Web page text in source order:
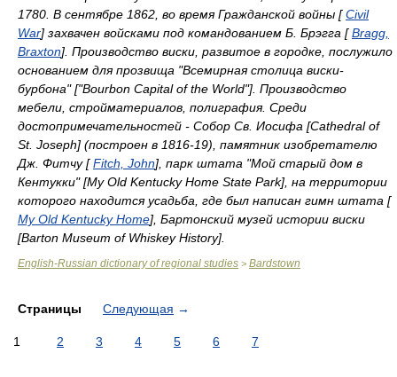
1780. В сентябре 1862, во время Гражданской войны [Civil
War] захвачен войсками под командованием Б. Брэгга [Bragg,
Braxton]. Производство виски, развитое в городке, послужило
основанием для прозвища "Всемирная столица виски-
бурбона" ["Bourbon Capital of the World"]. Производство
мебели, стройматериалов, полиграфия. Среди
достопримечательностей - Собор Св. Иосифа [Cathedral of
St. Joseph] (построен в 1816-19), памятник изобретателю
Дж. Фитчу [Fitch, John], парк штата "Мой старый дом в
Кентукки" [My Old Kentucky Home State Park], на территории
которого находится усадьба, где был написан гимн штата [
My Old Kentucky Home], Бартонский музей истории виски
[Barton Museum of Whiskey History].
English-Russian dictionary of regional studies > Bardstown
Страницы Следующая →
1 2 3 4 5 6 7